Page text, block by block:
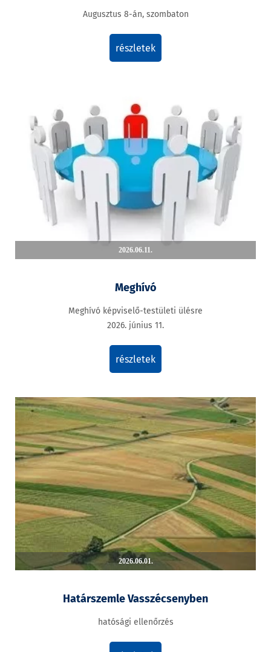
Augusztus 8-án, szombaton
részletek
2026.06.11.
Meghívó
Meghívó képviselő-testületi ülésre
2026. június 11.
részletek
2026.06.01.
Határszemle Vasszécsenyben
hatósági ellenőrzés